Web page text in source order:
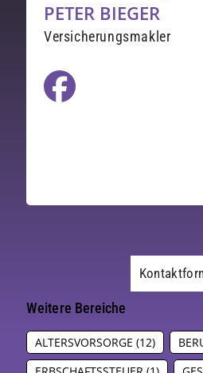
PETER BIEGER
Versicherungsmakler
Weitere Bereiche
ALTERSVORSORGE (12)